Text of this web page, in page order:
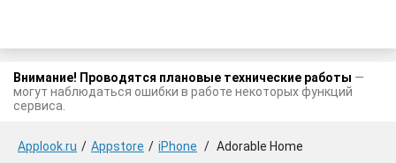
Внимание! Проводятся плановые технические работы —
могут наблюдаться ошибки в работе некоторых функций
сервиса.
Applook.ru / Appstore / iPhone / Adorable Home